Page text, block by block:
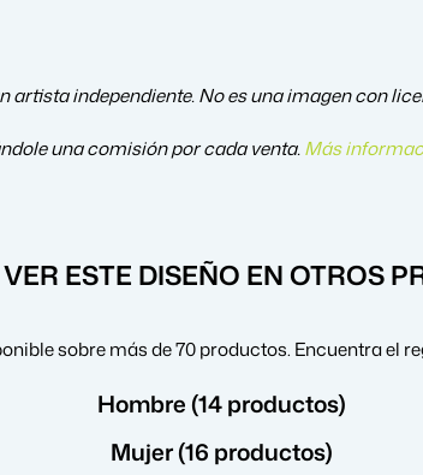
artista independiente. No es una imagen con
una comisión por cada venta.Más
ESTE DISEÑO EN OTROS
sobre más de 70 productos. Encuentra el
Hombre (14 productos)
Mujer (16 productos)